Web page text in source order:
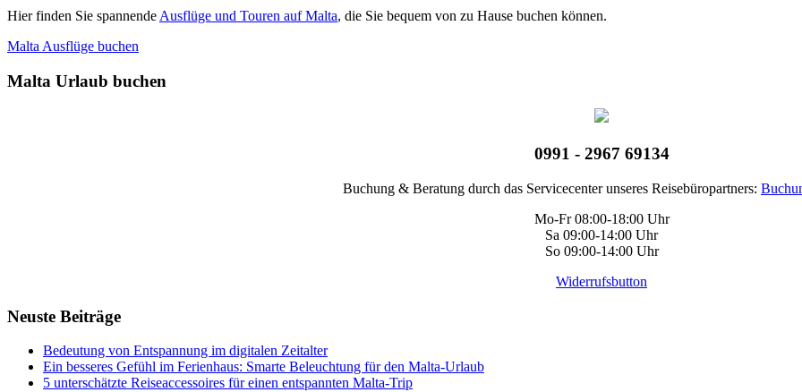
Hier finden Sie spannende Ausflüge und Touren auf Malta, die Sie bequem von zu Hause buchen können.
Malta Ausflüge buchen
Malta Urlaub buchen
0991 - 2967 69134
Buchung & Beratung durch das Servicecenter unseres Reisebüropartners:
Mo-Fr 08:00-18:00 Uhr
Sa 09:00-14:00 Uhr
So 09:00-14:00 Uhr
Widerrufsbutton
Neuste Beiträge
Bedeutung von Entspannung im digitalen Zeitalter
Ein besseres Gefühl im Ferienhaus: Smarte Beleuchtung für den Malta-Urlaub
5 unterschätzte Reiseaccessoires für einen entspannten Malta-Trip